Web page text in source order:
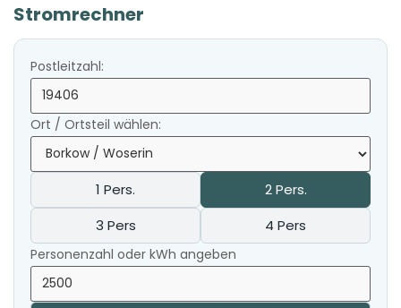
Stromrechner
Postleitzahl:
Ort / Ortsteil wählen:
1 Pers.
2 Pers.
3 Pers
4 Pers
Personenzahl oder kWh angeben